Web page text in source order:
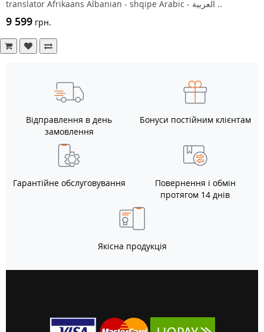
translator Afrikaans Albanian - shqipe Arabic - ‎‫العربية‬‎ ..
9 599 грн.
Відправлення в день
замовлення
Бонуси постійним клієнтам
Гарантійне обслуговування
Повернення і обмін
протягом 14 днів
Якісна продукція